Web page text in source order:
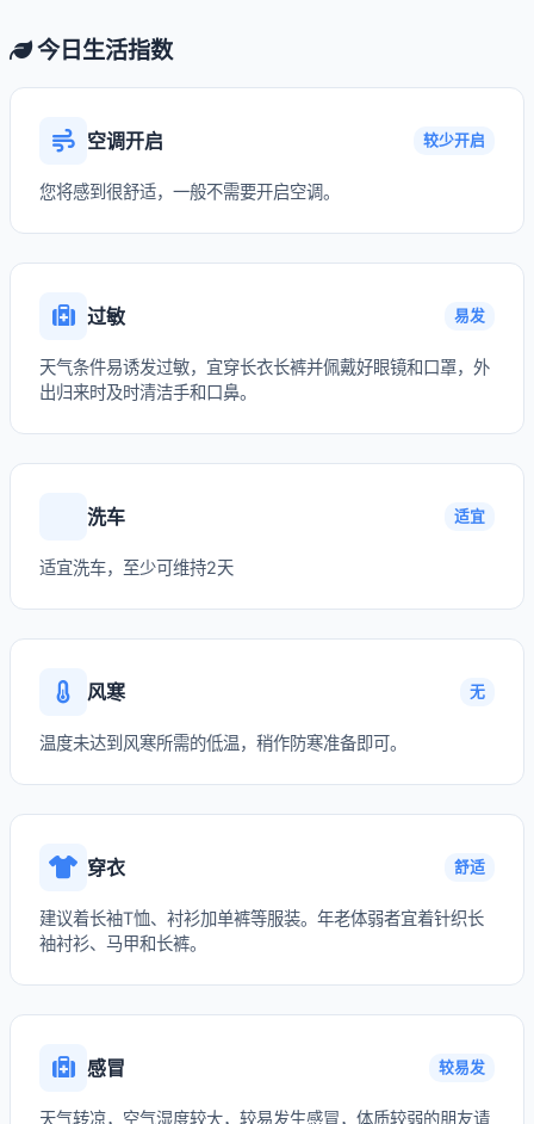
今日生活指数
空调开启 较少开启
您将感到很舒适，一般不需要开启空调。
过敏 易发
天气条件易诱发过敏，宜穿长衣长裤并佩戴好眼镜和口罩，外
出归来时及时清洁手和口鼻。
洗车 适宜
适宜洗车，至少可维持2天
风寒 无
温度未达到风寒所需的低温，稍作防寒准备即可。
穿衣 舒适
建议着长袖T恤、衬衫加单裤等服装。年老体弱者宜着针织长
袖衬衫、马甲和长裤。
感冒 较易发
天气转凉，空气湿度较大，较易发生感冒，体质较弱的朋友请